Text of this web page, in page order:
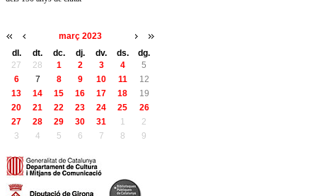
març 2023
dl.
dt. dc. dj. dv. ds.
dg.
27
28 1 2 3 4
5
6
7 8 9 10 11
12
13
14 15 16 17 18
19
20
21 22 23 24 25
26
27
28 29 30 31 1
2
3
4 5 6 7 8 9